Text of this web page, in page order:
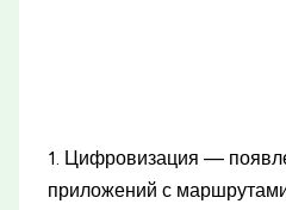
1. Цифровизация —
приложений с